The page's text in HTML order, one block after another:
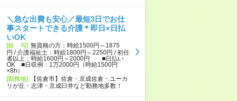
＼急な出費も安心／最短3日でお仕
事スタートできる介護＊即日×日払
いOK
[給 与] 無資格の方：時給1500円～1875
円 / 介護福祉士：時給1800円～2250円 / 初任
者以上：時給1600円～2000円 ■日払い
OK ■日収例：1万2000円（時給1500円
×8h）
[勤務地]
【佐倉市】佐倉・京成佐倉・ユーカ
リが丘・志津・京成臼井など勤務地多数！